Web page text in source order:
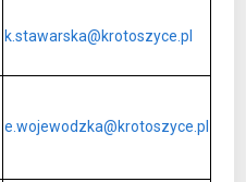
k.stawarska@krotoszyce.pl
e.wojewodzka@krotoszyce.pl